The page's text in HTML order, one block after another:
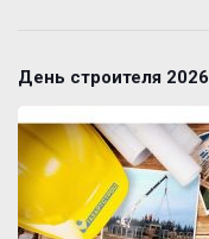
День строителя 2026